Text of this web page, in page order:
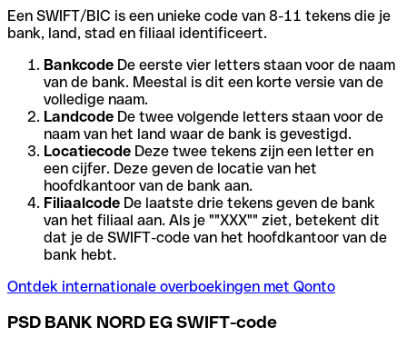
Een SWIFT/BIC is een unieke code van 8-11 tekens die je
bank, land, stad en filiaal identificeert.
Bankcode De eerste vier letters staan voor de naam
van de bank. Meestal is dit een korte versie van de
volledige naam.
Landcode De twee volgende letters staan voor de
naam van het land waar de bank is gevestigd.
Locatiecode Deze twee tekens zijn een letter en
een cijfer. Deze geven de locatie van het
hoofdkantoor van de bank aan.
Filiaalcode De laatste drie tekens geven de bank
van het filiaal aan. Als je ""XXX"" ziet, betekent dit
dat je de SWIFT-code van het hoofdkantoor van de
bank hebt.
Ontdek internationale overboekingen met Qonto
PSD BANK NORD EG SWIFT-code